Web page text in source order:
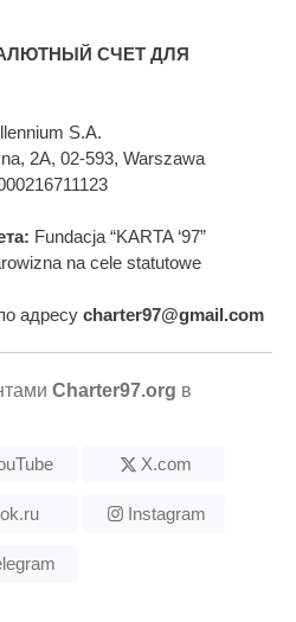
СЧЕТ ДЛЯ
S.A.
2A, 02-593, Warszawa
Fundacja “KARTA ‘97”
na cele statutowe
адресу charter97@gmail.com
Charter97.org в
X.com
ok.ru Instagram